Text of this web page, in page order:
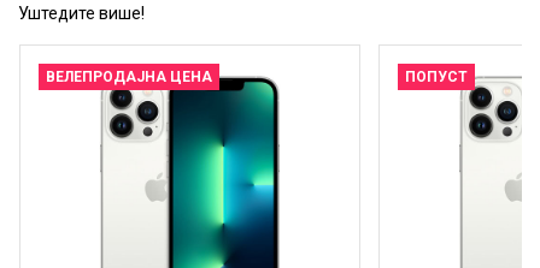
Уштедите више!
ВЕЛЕПРОДАЈНА ЦЕНА ПОПУСТ